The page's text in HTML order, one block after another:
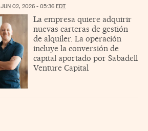
JUN 02, 2026 - 05:36 EDT
La empresa quiere adquirir
nuevas carteras de gestión
de alquiler. La operación
incluye la conversión de
capital aportado por Sabadell
Venture Capital